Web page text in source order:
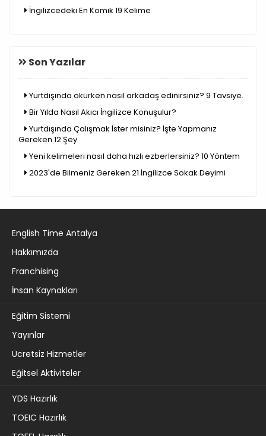
İngilizcedeki En Komik 19 Kelime
Son Yazılar
Yurtdışında okurken nasıl arkadaş edinirsiniz? 9 Tavsiye.
Bir Yılda Nasıl Akıcı İngilizce Konuşulur?
Yurtdışında Çalışmak İster misiniz? İşte Yapmanız
Gereken 12 Şey
Yeni kelimeleri nasıl daha hızlı ezberlersiniz? 10 Yöntem
2023'de Bilmeniz Gereken 21 İngilizce Sokak Deyimi
English Time Antalya
Hakkımızda
Franchising
İnsan Kaynakları
Eğitim Sistemi
Yayınlar
Ücretsiz Hizmetler
Eğitsel Aktiviteler
YDS Hazırlık
TOEIC Hazırlık